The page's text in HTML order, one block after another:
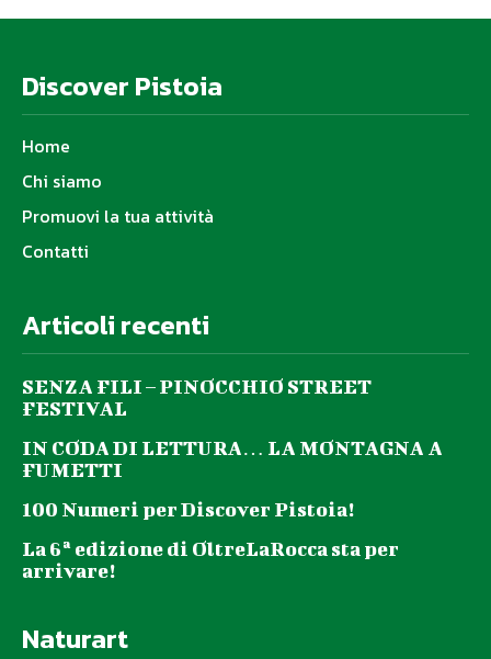
Discover Pistoia
Home
Chi siamo
Promuovi la tua attività
Contatti
Articoli recenti
SENZA FILI – PINOCCHIO STREET
FESTIVAL
IN CODA DI LETTURA… LA MONTAGNA A
FUMETTI
100 Numeri per Discover Pistoia!
La 6ª edizione di OltreLaRocca sta per
arrivare!
Naturart